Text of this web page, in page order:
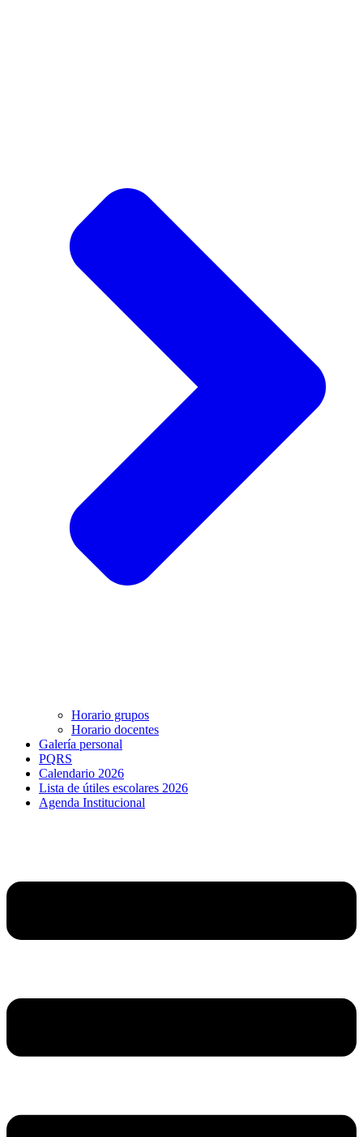
Horario grupos
Horario docentes
Galería personal
PQRS
Calendario 2026
Lista de útiles escolares 2026
Agenda Institucional